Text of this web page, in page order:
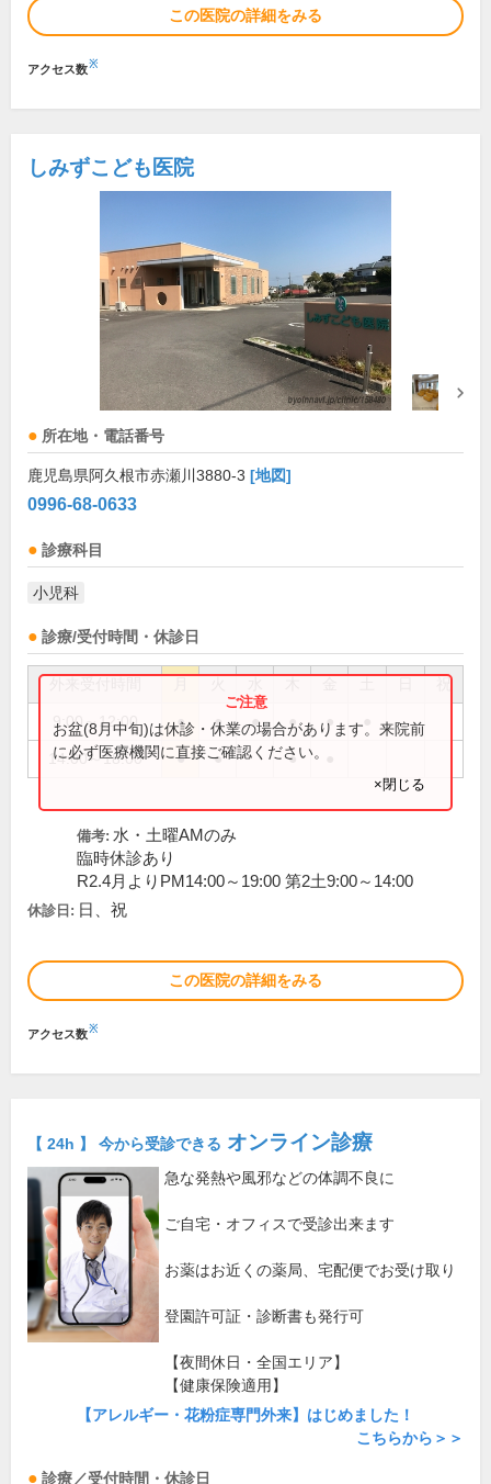
この医院の詳細をみる
アクセス数※
しみずこども医院
所在地・電話番号
鹿児島県阿久根市赤瀬川3880-3 [地図]
0996-68-0633
診療科目
小児科
診療/受付時間・休診日
祝
9:00～12:00 ● ● ● ● ●
14:00～18:00 ● ● ●
お盆(8月中旬)は休診・休業の場合があります。来院前
に必ず医療機関に直接ご確認ください。
×閉じる
備考: 水・土曜AMのみ
臨時休診あり
R2.4月よりPM14:00～19:00 第2土9:00～14:00
休診日: 日、祝
この医院の詳細をみる
アクセス数※
【 24h 】 今から受診できる オンライン診療
急な発熱や風邪などの体調不良に
ご自宅・オフィスで受診出来ます
お薬はお近くの薬局、宅配便でお受け取り
登園許可証・診断書も発行可
【夜間休日・全国エリア】
【健康保険適用】
【アレルギー・花粉症専門外来】はじめました！
こちらから＞＞
診療／受付時間・休診日